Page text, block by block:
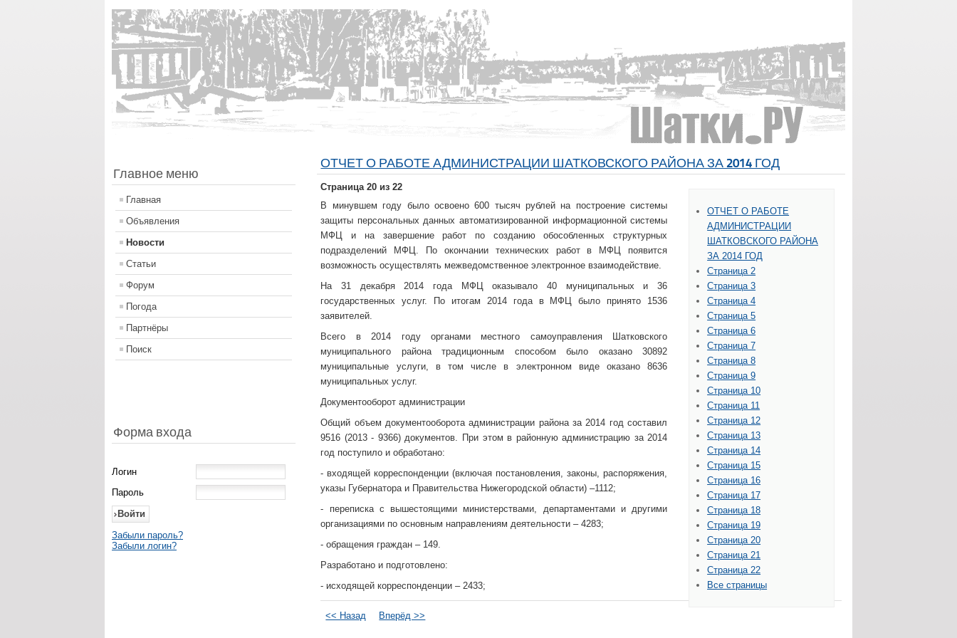
Главное меню
Главная
Объявления
Новости
Статьи
Форум
Погода
Партнёры
Поиск
Форма входа
Логин
Пароль
Забыли пароль?
Забыли логин?
ОТЧЕТ О РАБОТЕ АДМИНИСТРАЦИИ ШАТКОВСКОГО РАЙОНА ЗА 2014 ГОД
ОТЧЕТ О РАБОТЕ
АДМИНИСТРАЦИИ
ШАТКОВСКОГО РАЙОНА
ЗА 2014 ГОД
Страница 2
Страница 3
Страница 4
Страница 5
Страница 6
Страница 7
Страница 8
Страница 9
Страница 10
Страница 11
Страница 12
Страница 13
Страница 14
Страница 15
Страница 16
Страница 17
Страница 18
Страница 19
Страница 20
Страница 21
Страница 22
Все страницы
Страница 20 из 22
В минувшем году было освоено 600 тысяч рублей на построение системы
защиты персональных данных автоматизированной информационной системы
МФЦ и на завершение работ по созданию обособленных структурных
подразделений МФЦ. По окончании технических работ в МФЦ появится
возможность осуществлять межведомственное электронное взаимодействие.
На 31 декабря 2014 года МФЦ оказывало 40 муниципальных и 36
государственных услуг. По итогам 2014 года в МФЦ было принято 1536
заявителей.
Всего в 2014 году органами местного самоуправления Шатковского
муниципального района традиционным способом было оказано 30892
муниципальные услуги, в том числе в электронном виде оказано 8636
муниципальных услуг.
Документооборот администрации
Общий объем документооборота администрации района за 2014 год составил
9516 (2013 - 9366) документов. При этом в районную администрацию за 2014
год поступило и обработано:
- входящей корреспонденции (включая постановления, законы, распоряжения,
указы Губернатора и Правительства Нижегородской области) –1112;
- переписка с вышестоящими министерствами, департаментами и другими
организациями по основным направлениям деятельности – 4283;
- обращения граждан – 149.
Разработано и подготовлено:
- исходящей корреспонденции – 2433;
<< Назад Вперёд >>